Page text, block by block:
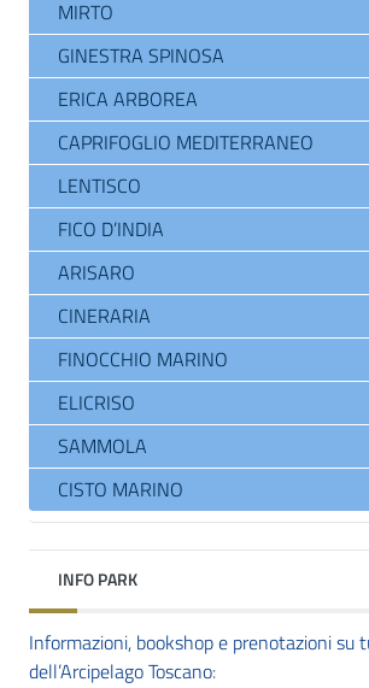
MIRTO
GINESTRA SPINOSA
ERICA ARBOREA
CAPRIFOGLIO MEDITERRANEO
LENTISCO
FICO D’INDIA
ARISARO
CINERARIA
FINOCCHIO MARINO
ELICRISO
SAMMOLA
CISTO MARINO
INFO PARK
Informazioni, bookshop e prenotazioni su
dell’Arcipelago Toscano: